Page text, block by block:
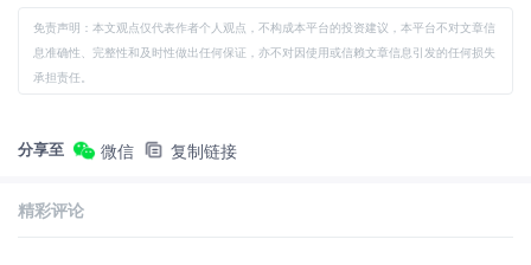
免责声明：本文观点仅代表作者个人观点，不构成本平台的投资建议，本平台不对文章信
息准确性、完整性和及时性做出任何保证，亦不对因使用或信赖文章信息引发的任何损失
承担责任。
分享至 微信 复制链接
精彩评论